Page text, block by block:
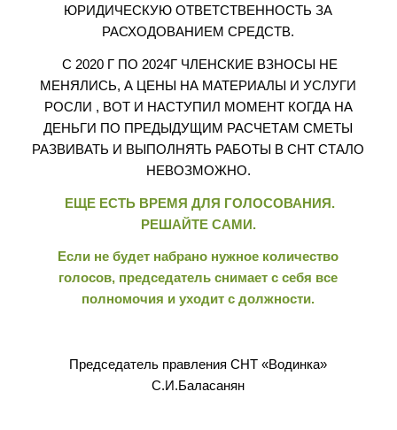
ЮРИДИЧЕСКУЮ ОТВЕТСТВЕННОСТЬ ЗА
РАСХОДОВАНИЕМ СРЕДСТВ.
С 2020 Г ПО 2024Г ЧЛЕНСКИЕ ВЗНОСЫ НЕ
МЕНЯЛИСЬ, А ЦЕНЫ НА МАТЕРИАЛЫ И УСЛУГИ
РОСЛИ , ВОТ И НАСТУПИЛ МОМЕНТ КОГДА НА
ДЕНЬГИ ПО ПРЕДЫДУЩИМ РАСЧЕТАМ СМЕТЫ
РАЗВИВАТЬ И ВЫПОЛНЯТЬ РАБОТЫ В СНТ СТАЛО
НЕВОЗМОЖНО.
ЕЩЕ ЕСТЬ ВРЕМЯ ДЛЯ ГОЛОСОВАНИЯ.
РЕШАЙТЕ САМИ.
Если не будет набрано нужное количество
голосов, председатель снимает с себя все
полномочия и уходит с должности.
Председатель правления СНТ «Водинка»
С.И.Баласанян